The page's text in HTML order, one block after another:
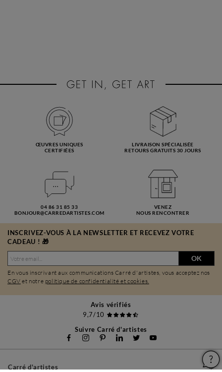
ŒUVRES UNIQUES
CERTIFIÉES
LIVRAISON SPÉCIALISÉE
RETOURS GRATUITS 30 JOURS
04 86 31 85 33
BONJOUR@CARREDARTISTES.COM
VENEZ
NOUS RENCONTRER
INSCRIVEZ-VOUS À LA NEWSLETTER ET RECEVEZ VOTRE
CADEAU ! 🎁
OK
En vous inscrivant aux communications Carré d'artistes, vous acceptez nos
CGV et notre politique de confidentialité et cookies.
Avis vérifiés
9,7/10
Suivre Carré d'artistes
Carré d'artistes